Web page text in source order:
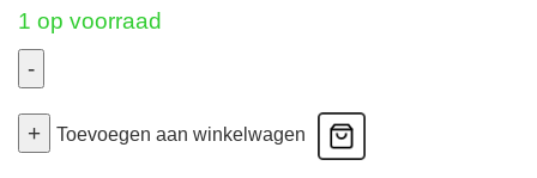
1 op voorraad
-
Ajusco
+ Toevoegen aan winkelwagen